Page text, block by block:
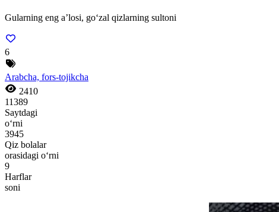
Gularning eng a’losi, go‘zal qizlarning sultoni
6
Arabcha, fors-tojikcha
2410
11389
Saytdagi
o‘rni
3945
Qiz bolalar
orasidagi o‘rni
9
Harflar
soni